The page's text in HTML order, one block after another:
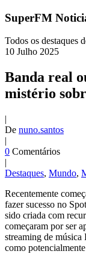
SuperFM
Todos os destaques
10 Julho 2025
Banda real
mistério
|
De nuno.santos
|
0 Comentários
|
Destaques, Mundo,
Recentemente
fazer sucesso no
sido criada com
começaram por ser
streaming de
como